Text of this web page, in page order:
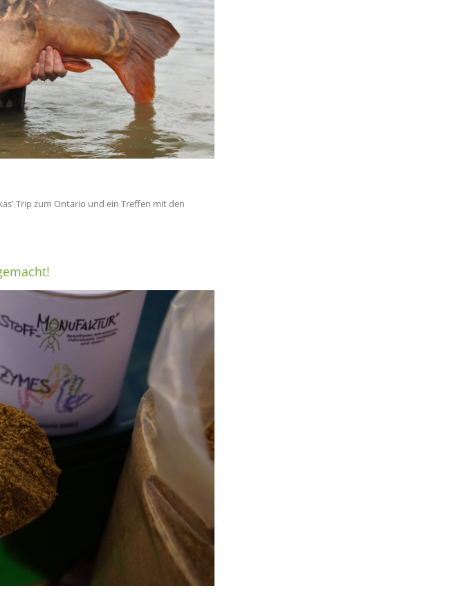
Trip zum Ontario und ein Treffen mit den